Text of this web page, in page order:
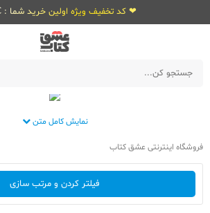
❤ کد تخفیف ویژه اولین خرید شما : KLC ❤
نمایش کامل متن
فروشگاه اینترنتی عشق کتاب
فیلتر کردن و مرتب سازی